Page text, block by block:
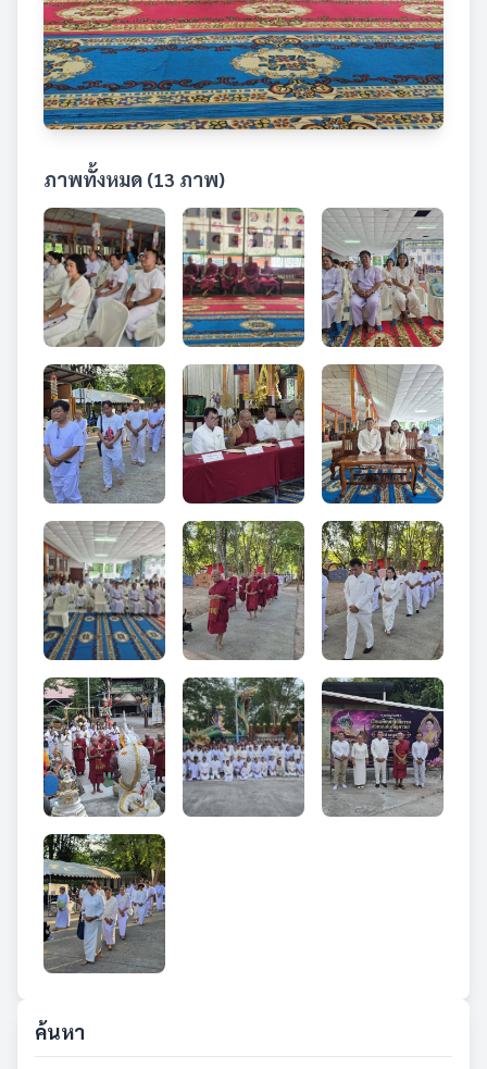
ภาพทั้งหมด (13 ภาพ)
ค้นหา